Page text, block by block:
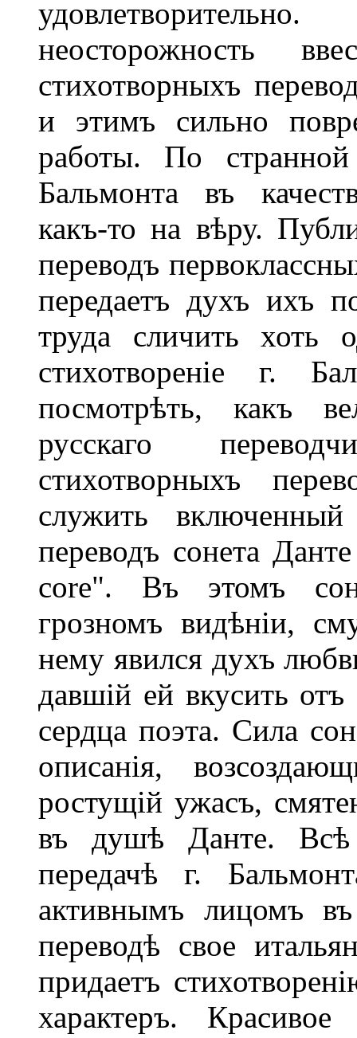
неосторожность
стихотворныхъ
и этимъ сильно
работы. По странной
Бальмонта въ
какъ-то на вѣру.
переводъ
передаетъ духъ ихъ
труда сличить хоть
стихотвореніе г.
посмотрѣть, какъ
русскаго
стихотворныхъ
служить
переводъ сонета
core". Въ этомъ
грозномъ видѣніи,
нему явился духъ
давшій ей вкусить
сердца поэта. Сила
описанія,
ростущій ужасъ,
въ душѣ Данте. Всѣ
передачѣ г.
активнымъ лицомъ
переводѣ свое
придаетъ
характеръ.